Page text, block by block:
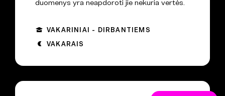
duomenys yra neapdoroti jie nekuria vertės.
VAKARINIAI - DIRBANTIEMS
VAKARAIS